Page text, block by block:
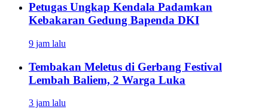
Petugas Ungkap Kendala Padamkan
Kebakaran Gedung Bapenda DKI
9 jam lalu
Tembakan Meletus di Gerbang Festival
Lembah Baliem, 2 Warga Luka
3 jam lalu